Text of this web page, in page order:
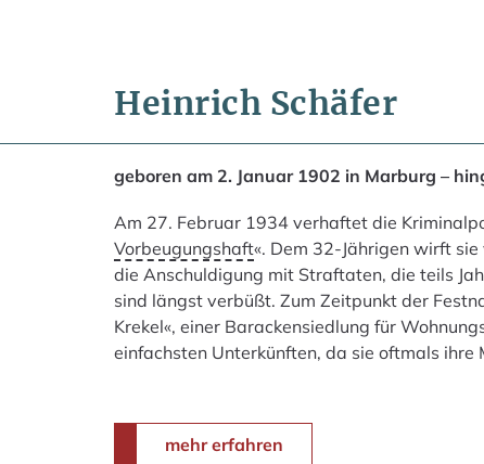
Heinrich Schäfer
geboren am 2. Januar 1902 in Marburg –
Am 27. Februar 1934 verhaftet die
Vorbeugungshaft«. Dem 32-Jährigen wirft sie
die Anschuldigung mit Straftaten, die teils
sind längst verbüßt. Zum Zeitpunkt der
Krekel«, einer Barackensiedlung für
einfachsten Unterkünften, da sie oftmals ihre
mehr erfahren